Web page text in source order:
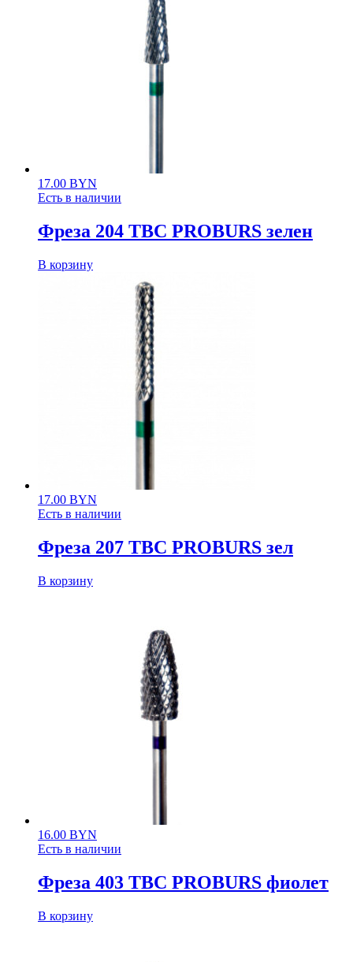
17.00 BYN
Есть в наличии
Фреза 204 ТВС PROBURS зелен
В корзину
17.00 BYN
Есть в наличии
Фреза 207 ТВС PROBURS зел
В корзину
16.00 BYN
Есть в наличии
Фреза 403 ТВС PROBURS фиолет
В корзину